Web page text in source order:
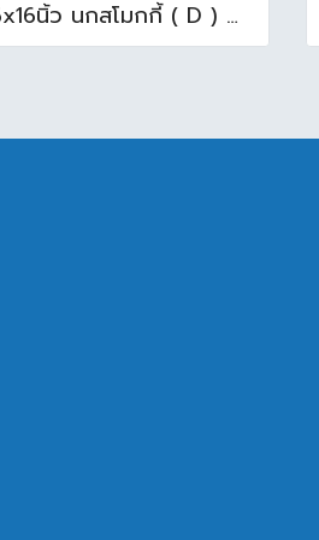
16x16นิ้ว นกสโมกกี้ ( D ) A (Pack6)